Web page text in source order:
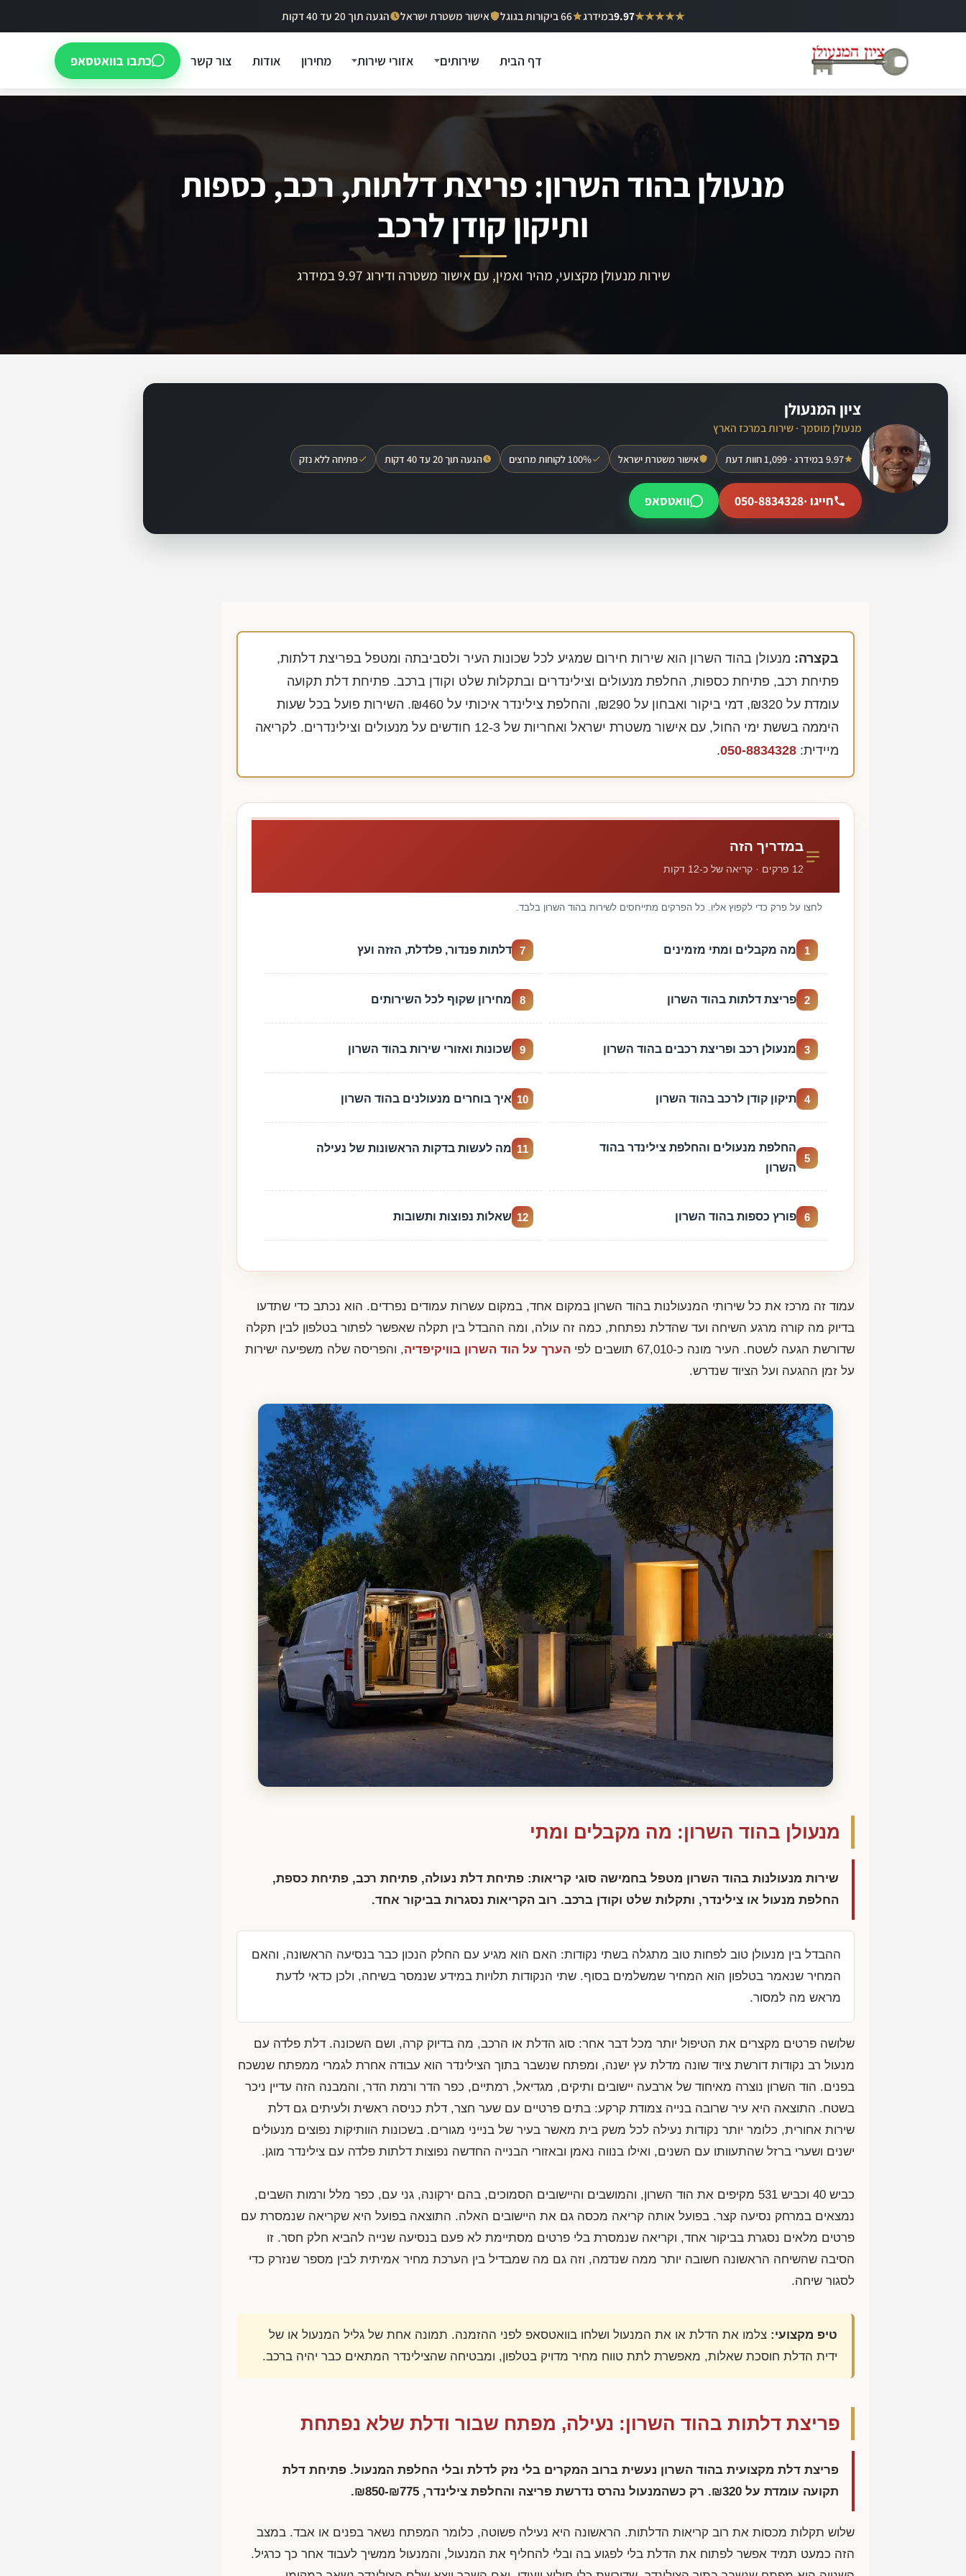
לתוכן
★★★★★
9.97במידרג 66 ביקורות בגוגל אישור משטרת ישראל הגעה תוך 20 עד 40 דקות
דף הבית שירותים אזורי שירות מחירון אודות צור קשר כתבו בוואטסאפ
מנעולן בהוד השרון: פריצת דלתות, רכב, כספות
ותיקון קודן לרכב
שירות מנעולן מקצועי, מהיר ואמין, עם אישור משטרה ודירוג 9.97 במידרג
ציון המנעולן
מנעולן מוסמך · שירות במרכז הארץ
9.97 במידרג · 1,099 חוות דעת אישור משטרת ישראל 100% לקוחות מרוצים הגעה תוך 20 עד 40 דקות פתיחה ללא נזק
חייגו ·050-8834328 וואטסאפ
בקצרה: מנעולן בהוד השרון הוא שירות חירום שמגיע לכל שכונות העיר ולסביבתה ומטפל בפריצת דלתות,
פתיחת רכב, פתיחת כספות, החלפת מנעולים וצילינדרים ובתקלות שלט וקודן ברכב. פתיחת דלת תקועה
עומדת על ₪320, דמי ביקור ואבחון על ₪290, והחלפת צילינדר איכותי על ₪460. השירות פועל בכל שעות
היממה בששת ימי החול, עם אישור משטרת ישראל ואחריות של 12-3 חודשים על מנעולים וצילינדרים. לקריאה
מיידית: 050-8834328
.
במדריך הזה
12 פרקים · קריאה של כ-12 דקות
לחצו על פרק כדי לקפוץ אליו. כל הפרקים מתייחסים לשירות בהוד השרון בלבד.
1 מה מקבלים ומתי מזמינים
2 פריצת דלתות בהוד השרון
3 מנעולן רכב ופריצת רכבים בהוד השרון
4 תיקון קודן לרכב בהוד השרון
5
החלפת מנעולים והחלפת צילינדר בהוד
השרון
6 פורץ כספות בהוד השרון
7 דלתות פנדור, פלדלת, הזזה ועץ
8 מחירון שקוף לכל השירותים
9 שכונות ואזורי שירות בהוד השרון
10 איך בוחרים מנעולנים בהוד השרון
11 מה לעשות בדקות הראשונות של נעילה
12 שאלות נפוצות ותשובות
עמוד זה מרכז את כל שירותי המנעולנות בהוד השרון במקום אחד, במקום עשרות עמודים נפרדים. הוא נכתב כדי שתדעו
בדיוק מה קורה מרגע השיחה ועד שהדלת נפתחת, כמה זה עולה, ומה ההבדל בין תקלה שאפשר לפתור בטלפון לבין תקלה
שדורשת הגעה לשטח. העיר מונה כ-67,010 תושבים לפי
הערך על הוד השרון בוויקיפדיה, והפריסה שלה משפיעה ישירות
על זמן ההגעה ועל הציוד שנדרש.
מנעולן בהוד השרון: מה מקבלים ומתי
שירות מנעולנות בהוד השרון מטפל בחמישה סוגי קריאות: פתיחת דלת נעולה, פתיחת רכב, פתיחת כספת,
החלפת מנעול או צילינדר, ותקלות שלט וקודן ברכב. רוב הקריאות נסגרות בביקור אחד.
ההבדל בין מנעולן טוב לפחות טוב מתגלה בשתי נקודות: האם הוא מגיע עם החלק הנכון כבר בנסיעה הראשונה, והאם
המחיר שנאמר בטלפון הוא המחיר שמשלמים בסוף. שתי הנקודות תלויות במידע שנמסר בשיחה, ולכן כדאי לדעת
מראש מה למסור.
שלושה פרטים מקצרים את הטיפול יותר מכל דבר אחר: סוג הדלת או הרכב, מה בדיוק קרה, ושם השכונה. דלת פלדה עם
מנעול רב נקודות דורשת ציוד שונה מדלת עץ ישנה, ומפתח שנשבר בתוך הצילינדר הוא עבודה אחרת לגמרי ממפתח שנשכח
בפנים. הוד השרון נוצרה מאיחוד של ארבעה יישובים ותיקים, מגדיאל, רמתיים, כפר הדר ורמת הדר, והמבנה הזה עדיין ניכר
בשטח. התוצאה היא עיר שרובה בנייה צמודת קרקע: בתים פרטיים עם שער חצר, דלת כניסה ראשית ולעיתים גם דלת
שירות אחורית, כלומר יותר נקודות נעילה לכל משק בית מאשר בעיר של בנייני מגורים. בשכונות הוותיקות נפוצים מנעולים
ישנים ושערי ברזל שהתעוותו עם השנים, ואילו בנווה נאמן ובאזורי הבנייה החדשה נפוצות דלתות פלדה עם צילינדר מוגן.
כביש 40 וכביש 531 מקיפים את הוד השרון, והמושבים והיישובים הסמוכים, בהם ירקונה, גני עם, כפר מלל ורמות השבים,
נמצאים במרחק נסיעה קצר. בפועל אותה קריאה מכסה גם את היישובים האלה. התוצאה בפועל היא שקריאה שנמסרת עם
פרטים מלאים נסגרת בביקור אחד, וקריאה שנמסרת בלי פרטים מסתיימת לא פעם בנסיעה שנייה להביא חלק חסר. זו
הסיבה שהשיחה הראשונה חשובה יותר ממה שנדמה, וזה גם מה שמבדיל בין הערכת מחיר אמיתית לבין מספר שנזרק כדי
לסגור שיחה.
טיפ מקצועי: צלמו את הדלת או את המנעול ושלחו בוואטסאפ לפני ההזמנה. תמונה אחת של גליל המנעול או של
ידית הדלת חוסכת שאלות, מאפשרת לתת טווח מחיר מדויק בטלפון, ומבטיחה שהצילינדר המתאים כבר יהיה ברכב.
פריצת דלתות בהוד השרון: נעילה, מפתח שבור ודלת שלא נפתחת
פריצת דלת מקצועית בהוד השרון נעשית ברוב המקרים בלי נזק לדלת ובלי החלפת המנעול. פתיחת דלת
תקועה עומדת על ₪320. רק כשהמנעול נהרס נדרשת פריצה והחלפת צילינדר, ₪850-₪775
.
שלוש תקלות מכסות את רוב קריאות הדלתות. הראשונה היא נעילה פשוטה, כלומר המפתח נשאר בפנים או אבד. במצב
הזה כמעט תמיד אפשר לפתוח את הדלת בלי לפגוע בה ובלי להחליף את המנעול, והמנעול ממשיך לעבוד אחר כך כרגיל.